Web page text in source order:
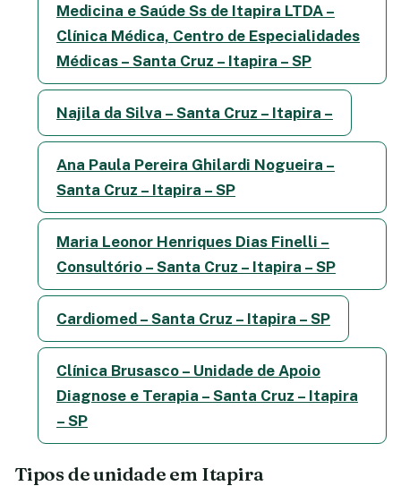
Medicina e Saúde Ss de Itapira LTDA –
Clínica Médica, Centro de Especialidades
Médicas – Santa Cruz – Itapira – SP
Najila da Silva – Santa Cruz – Itapira –
Ana Paula Pereira Ghilardi Nogueira –
Santa Cruz – Itapira – SP
Maria Leonor Henriques Dias Finelli –
Consultório – Santa Cruz – Itapira – SP
Cardiomed – Santa Cruz – Itapira – SP
Clínica Brusasco – Unidade de Apoio
Diagnose e Terapia – Santa Cruz – Itapira
– SP
Tipos de unidade em Itapira